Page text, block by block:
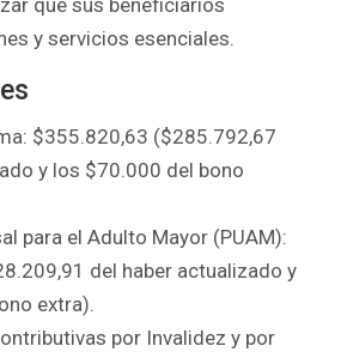
que sus beneficiarios
y servicios esenciales.
$355.820,63 ($285.792,67
y los $70.000 del bono
para el Adulto Mayor (PUAM):
del haber actualizado y
extra).
por Invalidez y por